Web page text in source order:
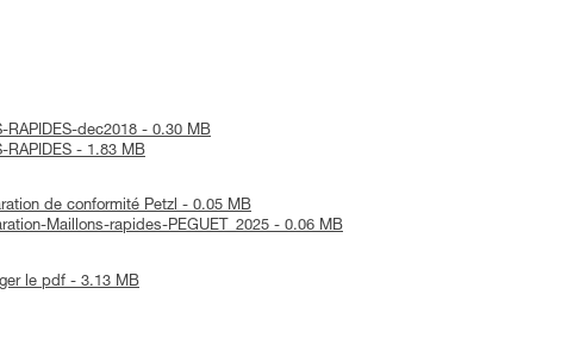
RAPIDES-dec2018 - 0.30 MB
RAPIDES - 1.83 MB
de conformité Petzl - 0.05 MB
Maillons-rapides-PEGUET_2025 - 0.06 MB
le pdf - 3.13 MB